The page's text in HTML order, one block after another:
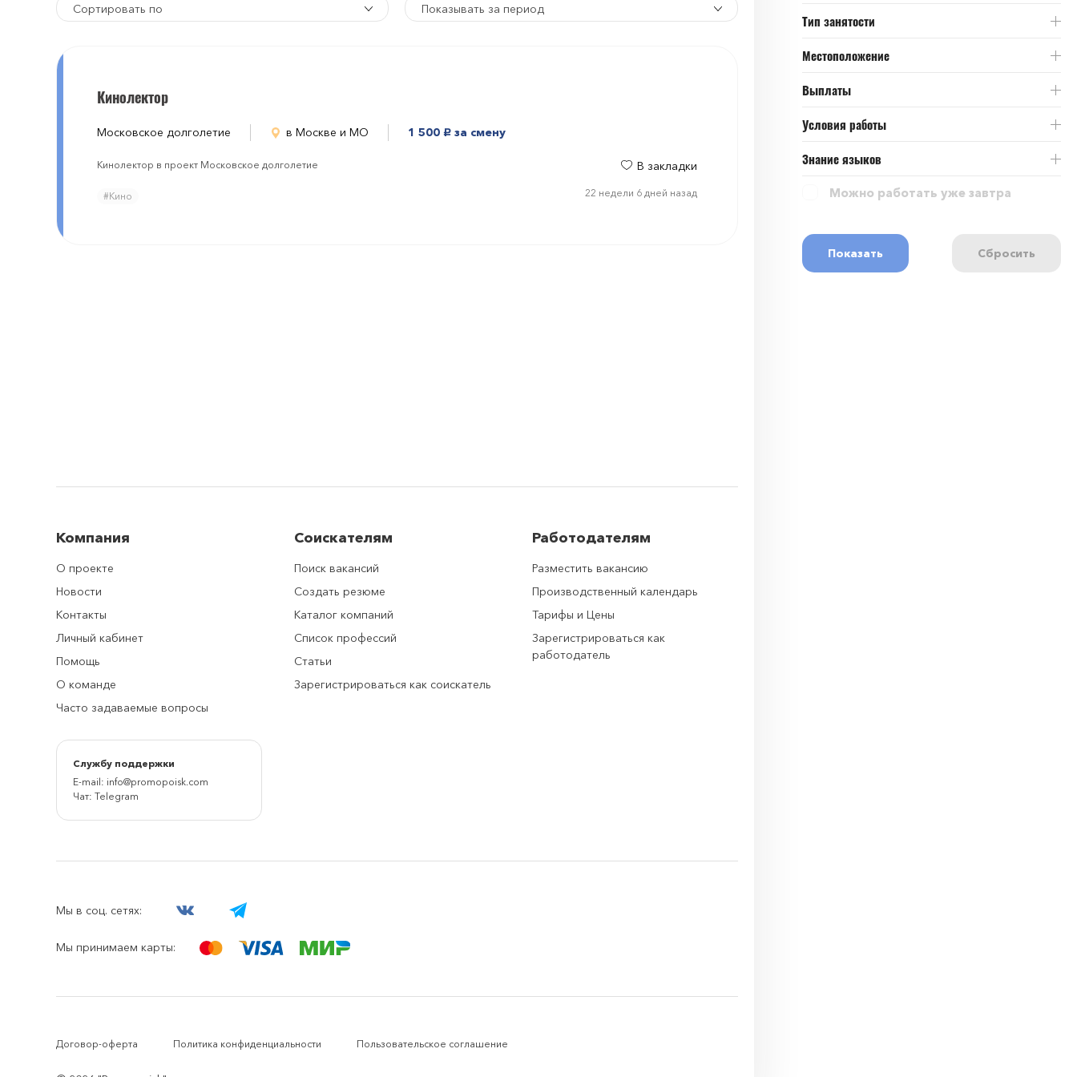
Показывать за период
Сортировать по
Кинолектор
Московское долголетие в Москве и МО 1 500 руб. за смену
Кинолектор в проект Московское долголетие
#Кино
В закладки
22 недели 6 дней назад
Компания
О проекте
Новости
Контакты
Личный кабинет
Помощь
О команде
Часто задаваемые вопросы
Cлужбу поддержки
E-mail: info@promopoisk.com
Чат: Telegram
Соискателям
Поиск вакансий
Создать резюме
Каталог компаний
Список профессий
Статьи
Зарегистрироваться как соискатель
Работодателям
Разместить вакансию
Производственный календарь
Тарифы и Цены
Зарегистрироваться как
работодатель
Мы в соц. сетях:
Мы принимаем карты:
Договор-оферта Политика конфиденциальности Пользовательское соглашение
Тип занятости
Местоположение
Выплаты
Условия работы
Знание языков
Можно работать уже завтра
Показать Сбросить